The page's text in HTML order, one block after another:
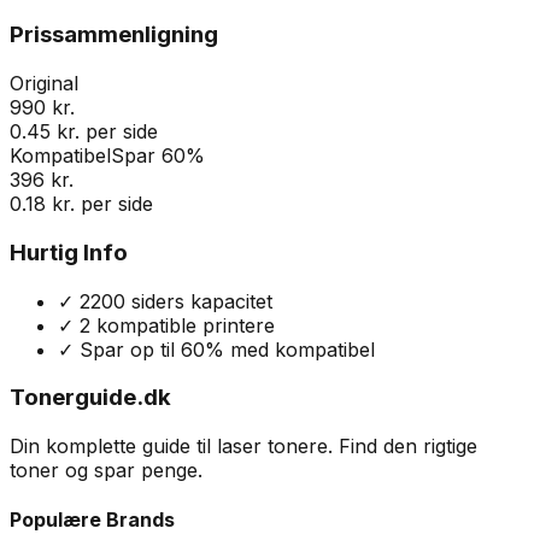
Prissammenligning
Original
990 kr.
0.45 kr. per side
KompatibelSpar 60%
396 kr.
0.18 kr. per side
Hurtig Info
✓ 2200 siders kapacitet
✓ 2 kompatible printere
✓ Spar op til 60% med kompatibel
Tonerguide.dk
Din komplette guide til laser tonere. Find den rigtige
toner og spar penge.
Populære Brands